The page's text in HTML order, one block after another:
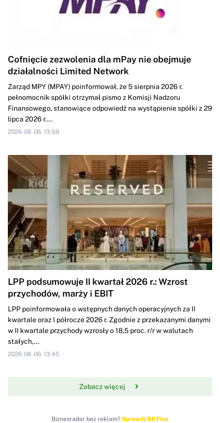
Cofnięcie zezwolenia dla mPay nie obejmuje
działalności Limited Network
Zarząd MPY (MPAY) poinformował, że 5 sierpnia 2026 r.
pełnomocnik spółki otrzymał pismo z Komisji Nadzoru
Finansowego, stanowiące odpowiedź na wystąpienie spółki z 29
lipca 2026 r....
2026-08-06, 13:59
LPP podsumowuje II kwartał 2026 r.: Wzrost
przychodów, marży i EBIT
LPP poinformowała o wstępnych danych operacyjnych za II
kwartale oraz I półrocze 2026 r. Zgodnie z przekazanymi danymi
w II kwartale przychody wzrosły o 18,5 proc. r/r w walutach
stałych,...
2026-08-06, 13:45
Zobacz więcej
Biznesradar bez reklam? Sprawdź BR Plus